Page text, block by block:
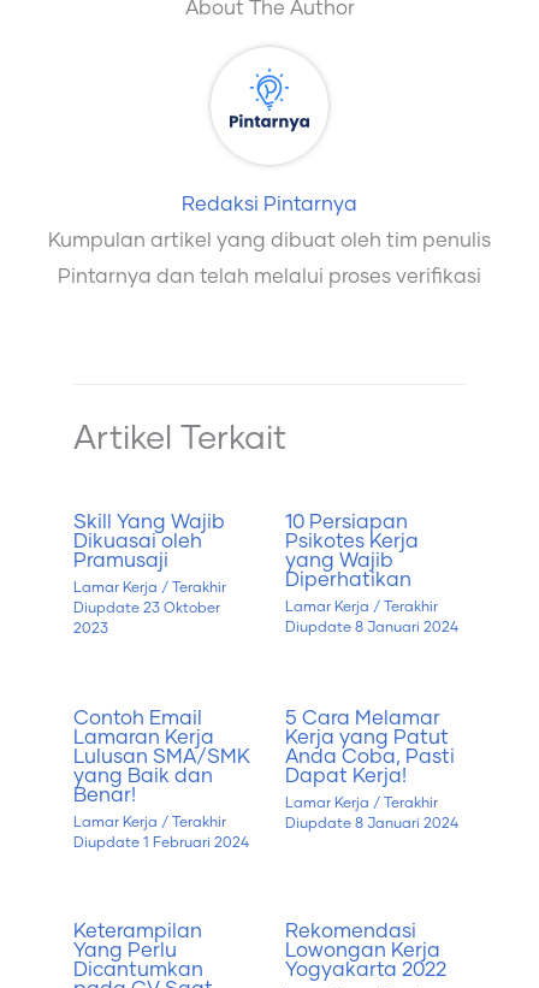
About The Author
Redaksi Pintarnya
Kumpulan artikel yang dibuat oleh tim penulis
Pintarnya dan telah melalui proses verifikasi
Artikel Terkait
Skill Yang Wajib
Dikuasai oleh
Pramusaji
Lamar Kerja / Terakhir
Diupdate 23 Oktober
2023
10 Persiapan
Psikotes Kerja
yang Wajib
Diperhatikan
Lamar Kerja / Terakhir
Diupdate8 Januari 2024
Contoh Email
Lamaran Kerja
Lulusan SMA/SMK
yang Baik dan
Benar!
Lamar Kerja / Terakhir
Diupdate 1 Februari 2024
5 Cara Melamar
Kerja yang Patut
Anda Coba, Pasti
Dapat Kerja!
Lamar Kerja / Terakhir
Diupdate8 Januari 2024
Keterampilan
Yang Perlu
Dicantumkan
Rekomendasi
Lowongan Kerja
Yogyakarta 2022